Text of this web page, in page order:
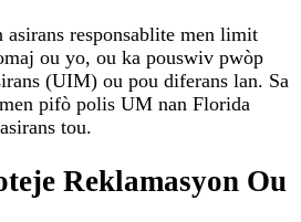
responsablite men limit
ou yo, ou ka pouswiv pwòp
(UIM) ou pou diferans lan. Sa
pifò polis UM nan Florida
tou.
Reklamasyon Ou